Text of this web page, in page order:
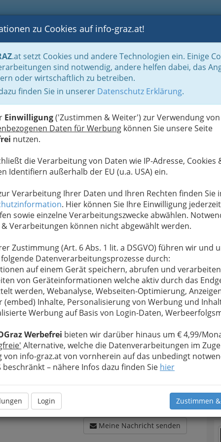
BLOGS FOTOS GASTRONOMIE BRANCHEN
zu Cookies auf info-graz.at!
.at setzt Cookies und andere Technologien ein. Einige
sind notwendig, andere helfen dabei, das
oder wirtschaftlich zu betreiben.
finden Sie in unserer Datenschutz Erklärung.
Einwilligung('Zustimmen & Weiter') zur Verwendung von
Daten für Werbung können Sie unsere Seite
nutzen.
die Verarbeitung von Daten wie IP-Adresse, Cookies
Identifiern außerhalb der EU (u.a. USA) ein.
Verarbeitung Ihrer Daten und Ihren Rechten finden Sie
. Hier können Sie Ihre Einwilligung jederzeit
sowie einzelne Verarbeitungszwecke abwählen.
& Verarbeitungen können nicht abgewählt werden.
Zustimmung (Art. 6 Abs. 1 lit. a DSGVO) führen wir und
Datenverarbeitungsprozesse durch:
auf einem Gerät speichern, abrufen und
von Geräteinformationen welche aktiv durch das
werden, Webanalyse, Webseiten-Optimierung,
(embed) Inhalte, Personalisierung von Werbung und
Werbung auf Basis von Login-Daten,
Werbefrei bieten wir darüber hinaus um € 4,99/
Alternative, welche die Datenverarbeitungen im
von info-graz.at von vornherein auf das unbedingt
beschränkt – nähere Infos dazu finden Sie hier
Login Zustimmen
Krankenanstalten und Kurbetriebe Ambulatorien für bildgebende Diagnostik
- Ambulatorium für
bewahren, verwenden wir an dieser Stelle zur
Ihre Nachricht wird nach dem Absenden
Graz Ragnitz weitergeleitet.
Meine Nachricht
Meine Nachricht senden